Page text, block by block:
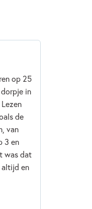
op 25
dorpje in
de
van
3 en
was dat
altijd en